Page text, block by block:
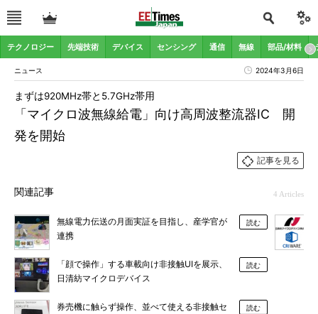
テクノロジー 先端技術 デバイス センシング 通信 無線 部品/材料
ニュース 2024年3月6日
「マイクロ波無線給電」向け高周波整流器IC 開
発を開始
まずは920MHz帯と5.7GHz帯用
記事を見る
関連記事 4 Articles
無線電力伝送の月面実証を目指し、産学官が
連携
読む
「顔で操作」する車載向け非接触UIを展示、
日清紡マイクロデバイス
読む
券売機に触らず操作、並べて使える非接触セ
読む